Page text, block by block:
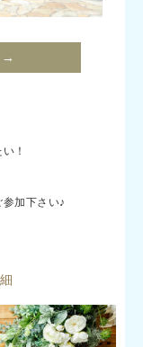
→
！
加下さい♪